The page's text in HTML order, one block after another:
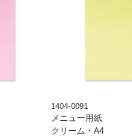
1404-0091
メニュー用紙
クリーム・A4